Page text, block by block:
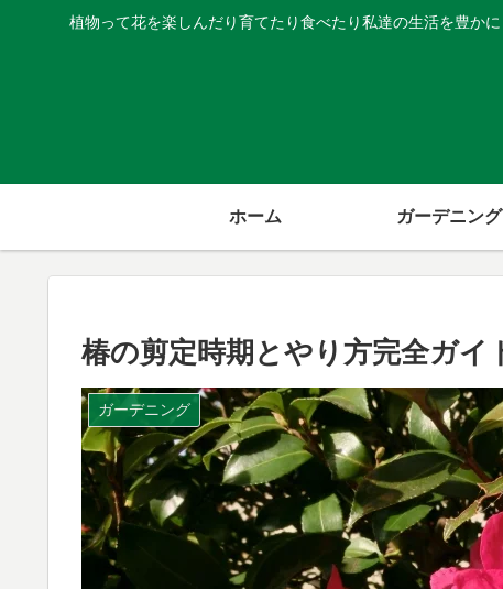
植物って花を楽しんだり育てたり食べたり私達の生活を豊か
ホーム ガーデニング
椿の剪定時期とやり方完全ガ
ガーデニング